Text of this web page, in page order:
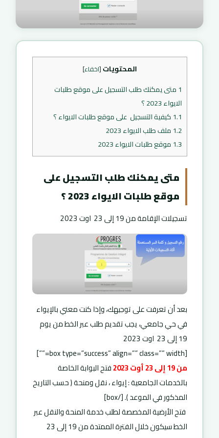
المحتويات [اخفاء]
1 متى يمكنك طلب التسجيل على موقع طلبات
الايواء 2023 ؟
1.1 كيفية التسجيل على موقع طلبات الايواء ؟
1.2 ملف طلب الايواء 2023
1.3 موقع طلبات الايواء 2023
متى يمكنك طلب التسجيل على
موقع طلبات الايواء 2023 ؟
تسجيلات الإقامة من 19 إلى 23 اوت 2023
بعد أن تعرفت على توجيهك، وإذا كنت معني بالإيواء
في حي جامعي، يجب تقديم طلب عبر الخط من يوم
19 إلى 23 اوت 2023
[box type=”success” align=”” class=”” width=””]
من 19 إلى 23 أوت 2023
فتح البوابة الخاصة
بالخدمات الجامعية : إيواء ، نقل ومنحة ( حسب التاريخ
المذكور في الموعد ). [/box]
فتح الأرضية المخصصة لطلب خدمة المنحة والنقل عبر